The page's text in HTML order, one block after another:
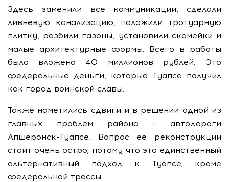
Здесь заменили все коммуникации, сделали
ливневую канализацию, положили тротуарную
плитку, разбили газоны, установили скамейки и
малые архитектурные формы. Всего в работы
было вложено 40 миллионов рублей. Это
федеральные деньги, которые Туапсе получил
как город воинской славы.
Также наметились сдвиги и в решении одной из
главных проблем района - автодороги
Апшеронск-Туапсе. Вопрос ее реконструкции
стоит очень остро, потому что это единственный
альтернативный подход к Туапсе, кроме
федеральной трассы.